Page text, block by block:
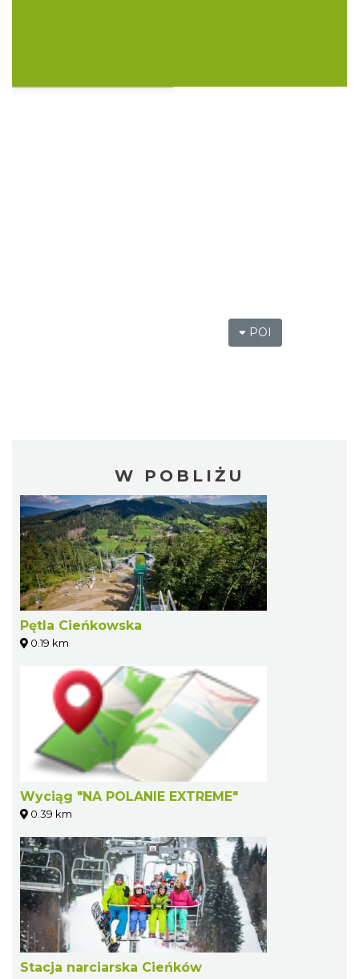
POI
W POBLIŻU
Pętla Cieńkowska
0.19 km
Wyciąg "NA POLANIE EXTREME"
0.39 km
Stacja narciarska Cieńków